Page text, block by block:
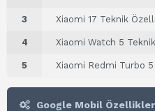
3 Xiaomi 17 Teknik
4 Xiaomi Watch 5
5 Xiaomi Redmi Turbo
Google Mobil Özellikler